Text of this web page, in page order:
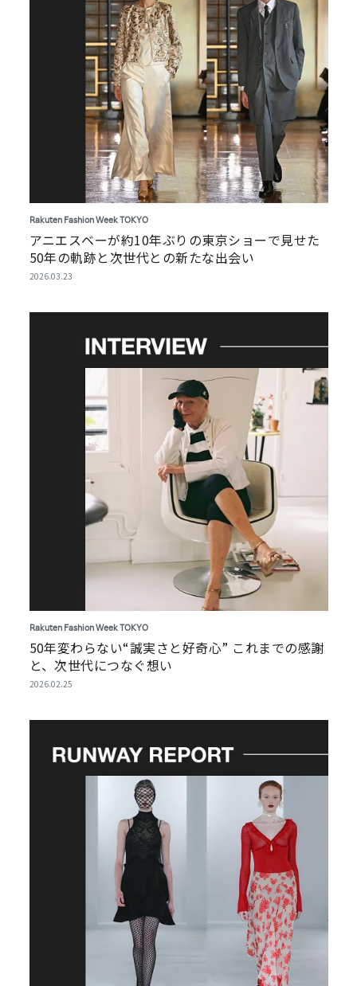
Rakuten Fashion Week TOKYO
アニエスベーが約10年ぶりの東京ショーで見せた
50年の軌跡と次世代との新たな出会い
2026.03.23
Rakuten Fashion Week TOKYO
50年変わらない“誠実さと好奇心” これまでの感謝
と、次世代につなぐ想い
2026.02.25